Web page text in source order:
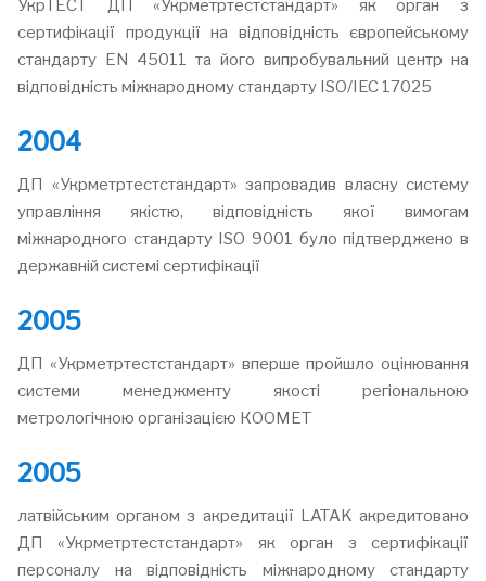
УкрТЕСТ ДП «Укрметртестстандарт» як орган з
сертифікації продукції на відповідність європейському
стандарту EN 45011 та його випробувальний центр на
відповідність міжнародному стандарту ISO/IEC 17025
2004
ДП «Укрметртестстандарт» запровадив власну систему
управління якістю, відповідність якої вимогам
міжнародного стандарту ISO 9001 було підтверджено в
державній системі сертифікації
2005
ДП «Укрметртестстандарт» вперше пройшло оцінювання
системи менеджменту якості регіональною
метрологічною організацією КООМЕТ
2005
латвійським органом з акредитації LATAK акредитовано
ДП «Укрметртестстандарт» як орган з сертифікації
персоналу на відповідність міжнародному стандарту